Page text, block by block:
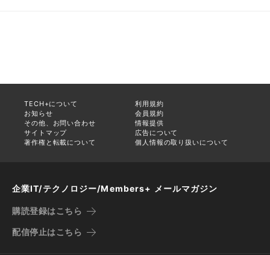
TECH+について
利用規約
お知らせ
会員規約
その他、お問い合わせ
情報提供
サイトマップ
広告について
著作権と転載について
個人情報の取り扱いについて
企業IT/テクノロジー/Members+ メールマガジン
購読登録はこちら
配信停止はこちら